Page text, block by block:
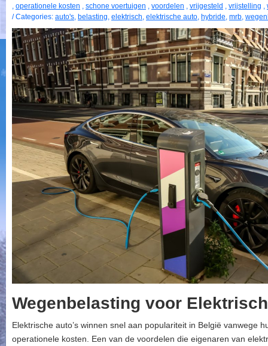
, operationele kosten , schone voertuigen , voordelen , vrijgesteld , vrijstelling ,
/ Categories: auto's, belasting, elektrisch, elektrische auto, hybride, mrb,
Wegenbelasting voor
Elektrische auto’s winnen snel aan populariteit in België vanwege
operationele kosten. Een van de voordelen die eigenaren van